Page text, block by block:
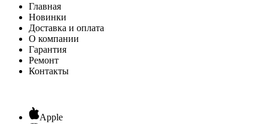
Главная
Новинки
Доставка и оплата
О компании
Гарантия
Ремонт
Контакты
Apple